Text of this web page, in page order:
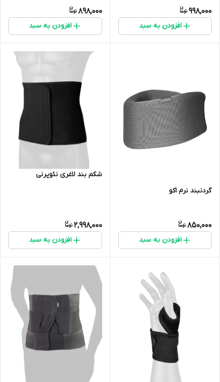
998,000
افزودن به سبد
898,000
افزودن به سبد
گردنبند نرم اکو
850,000
افزودن به سبد
شکم بند لاغری نئوپرنی
2,998,000
افزودن به سبد